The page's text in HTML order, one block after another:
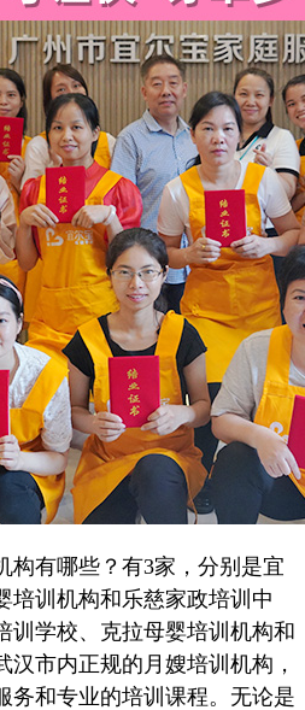
有哪些？有3家，分别是宜
培训机构和乐慈家政培训中
训学校、克拉母婴培训机构和
汉市内正规的月嫂培训机构，
务和专业的培训课程。无论是